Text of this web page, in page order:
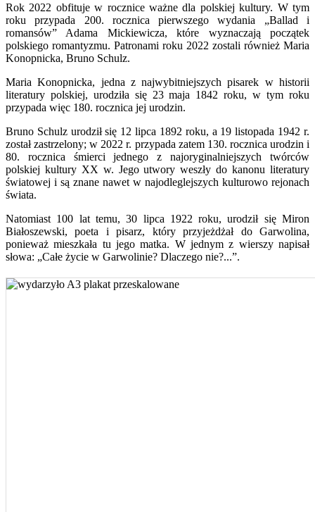
Rok 2022 obfituje w rocznice ważne dla polskiej kultury. W tym
roku przypada 200. rocznica pierwszego wydania „Ballad i
romansów” Adama Mickiewicza, które wyznaczają początek
polskiego romantyzmu. Patronami roku 2022 zostali również Maria
Konopnicka, Bruno Schulz.
Maria Konopnicka, jedna z najwybitniejszych pisarek w historii
literatury polskiej, urodziła się 23 maja 1842 roku, w tym roku
przypada więc 180. rocznica jej urodzin.
Bruno Schulz urodził się 12 lipca 1892 roku, a 19 listopada 1942 r.
został zastrzelony; w 2022 r. przypada zatem 130. rocznica urodzin i
80. rocznica śmierci jednego z najoryginalniejszych twórców
polskiej kultury XX w. Jego utwory weszły do kanonu literatury
światowej i są znane nawet w najodleglejszych kulturowo rejonach
świata.
Natomiast 100 lat temu, 30 lipca 1922 roku, urodził się Miron
Białoszewski, poeta i pisarz, który przyjeżdżał do Garwolina,
ponieważ mieszkała tu jego matka. W jednym z wierszy napisał
słowa: „Całe życie w Garwolinie? Dlaczego nie?...”.